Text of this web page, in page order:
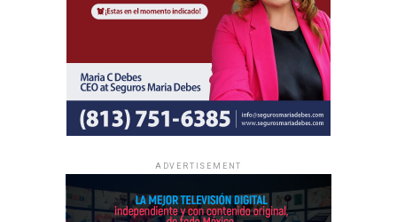
Las tres NUEVAS “tiburonas” de SHARK TANK México
Joe Biden extendió el decreto que califica al régimen de
Maduro como una “AMENAZA EXTRAORDINARIA” de
Estados Unidos
Enfoque Now es una plataforma digital dedicada a conectar e
ADVERTISEMENT